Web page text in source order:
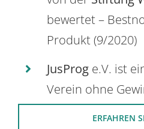
bewertet –
Produkt (9/2020)
JusProg e.V. ist
Verein ohne
ERFAHREN